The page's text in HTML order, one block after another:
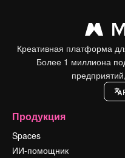
Креативная платформа
Более 1 миллиона
Продукция
Spaces
ИИ-помощник